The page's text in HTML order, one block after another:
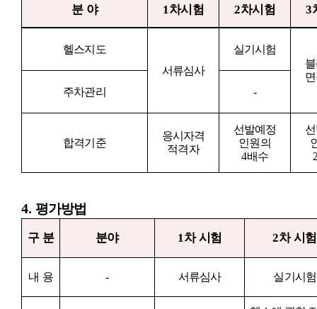
분 야 1차시험 2차시험 3
헬스지도
서류심사
실기시험
주차관리
-
합격기준
응시자격
적격자
선발예정
인원의
4배수
4. 평가방법
구 분 분야 1차 시험 2차 시험
내 용 - 서류심사 실기시험